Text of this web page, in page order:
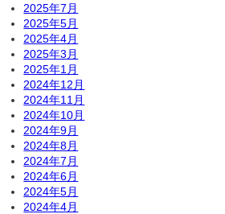
2025年7月
2025年5月
2025年4月
2025年3月
2025年1月
2024年12月
2024年11月
2024年10月
2024年9月
2024年8月
2024年7月
2024年6月
2024年5月
2024年4月